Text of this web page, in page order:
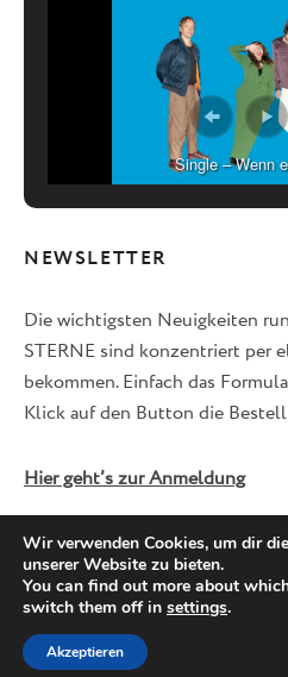
Single – Wenn
NEWSLETTER
Die wichtigsten Neuigkeiten
STERNE sind konzentriert per
bekommen. Einfach das
Klick auf den Button die
Hier geht’s zur Anmeldung
FacebookTwitterInstagram
© 2026 DIE
Wir verwenden Cookies, um dir
unserer Website zu bieten.
You can find out more about
switch them off in settings.
Akzeptieren